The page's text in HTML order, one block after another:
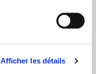
Afficher les détails